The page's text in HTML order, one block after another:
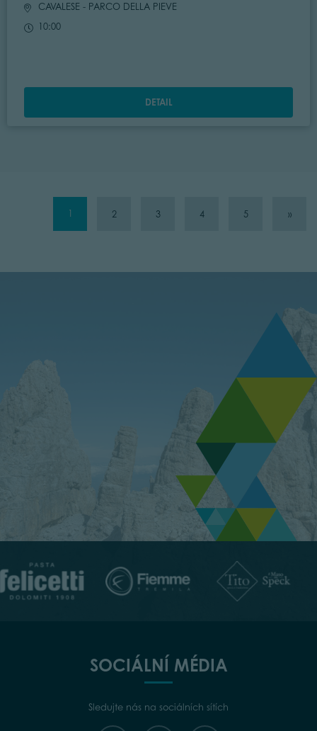
CAVALESE - PARCO DELLA PIEVE
10:00
DETAIL
1 2 3 4 5 »
SOCIÁLNÍ MÉDIA
Sledujte nás na sociálních sítích